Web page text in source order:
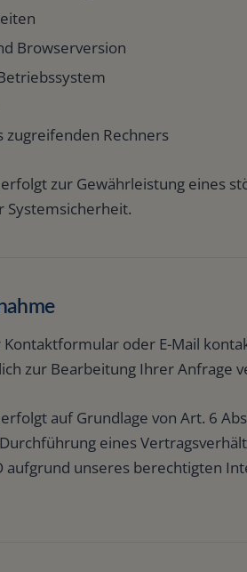
Browserversion
zugreifenden Rechners
zur Gewährleistung eines
Systemsicherheit.
Kontaktformular oder E-Mail
zur Bearbeitung Ihrer Anfrage
auf Grundlage von Art. 6
eines
aufgrund unseres berechtigten